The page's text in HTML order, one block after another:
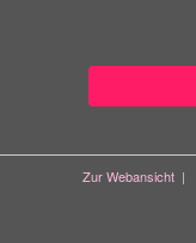
Zur Webansicht|